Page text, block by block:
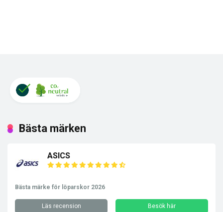
Bästa märken
ASICS
Bästa märke för löparskor 2026
Läs recension Besök här